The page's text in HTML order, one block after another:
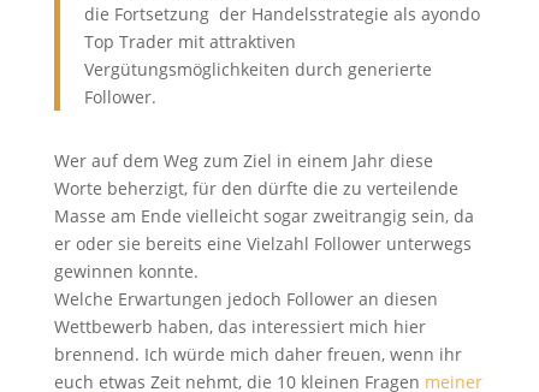
die Fortsetzung der Handelsstrategie als ayondo
Top Trader mit attraktiven
Vergütungsmöglichkeiten durch generierte
Follower.
Wer auf dem Weg zum Ziel in einem Jahr diese
Worte beherzigt, für den dürfte die zu verteilende
Masse am Ende vielleicht sogar zweitrangig sein, da
er oder sie bereits eine Vielzahl Follower unterwegs
gewinnen konnte.
Welche Erwartungen jedoch Follower an diesen
Wettbewerb haben, das interessiert mich hier
brennend. Ich würde mich daher freuen, wenn ihr
euch etwas Zeit nehmt, die 10 kleinen Fragen meiner